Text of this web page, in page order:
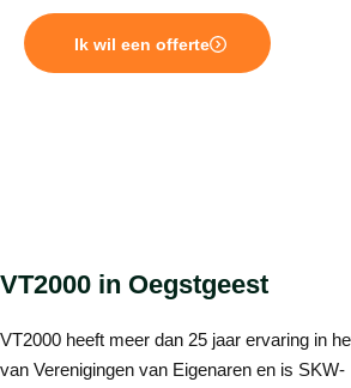
Ik wil een offerte
VT2000 in Oegstgeest
VT2000 heeft meer dan 25 jaar ervaring in
van Verenigingen van Eigenaren en is SKW-